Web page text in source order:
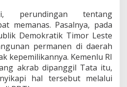
y
a
M
a
s
a
l
a
perundingan tentang
memanas. Pasalnya, pada
Demokratik Timor Leste
permanen di daerah
kepemilikannya. Kemenlu RI
akrab dipanggil Tata itu,
hal tersebut melalui